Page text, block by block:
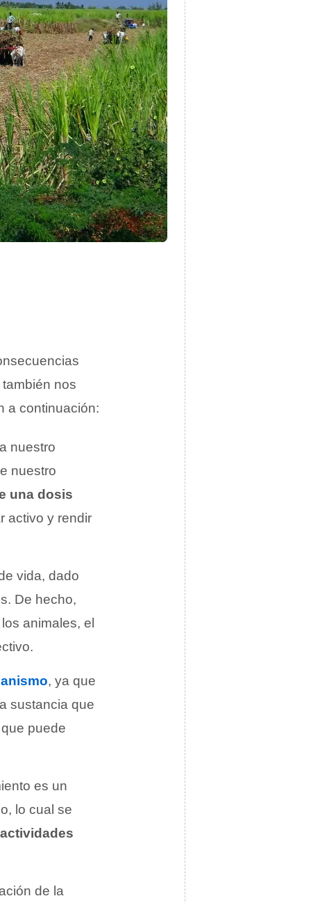
nos
a continuación:
nuestro
nuestro
una dosis
activo y rendir
vida, dado
De hecho,
animales, el
, ya que
sustancia que
puede
es un
lo cual se
de la